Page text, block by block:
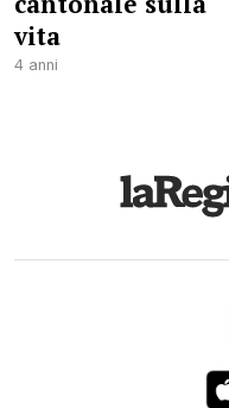
vita
4 anni